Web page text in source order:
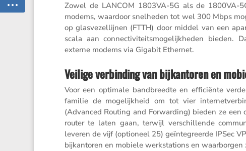
Zowel de LANCOM 1803VA-5G als de 1800VA-
modems, waardoor snelheden tot wel 300 Mbps
op glasve­zel­lijnen (FTTH) door middel van een
scala aan connec­ti­vi­teits­mo­ge­lijk­heden bieden.
externe modems via Gigabit Ethernet.
Veilige verbinding van bijkantoren en
Voor een optimale bandbreedte en effici­ënte
familie de mogelijk­heid om tot vier
(Advanced Routing and Forwar­ding) bieden ze
router te laten gaan, terwijl verschil­lende
leveren de vijf (optio­neel 25) geïnte­greerde IPSec
bijkan­toren en mobiele werksta­tions en